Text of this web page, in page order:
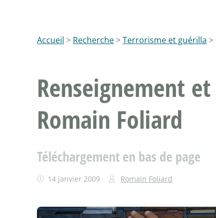
Accueil > Recherche>Terrorisme et guérilla >
Renseignement
Romain Foliard
Téléchargement en bas de page
14 janvier 2009 Romain Foliard